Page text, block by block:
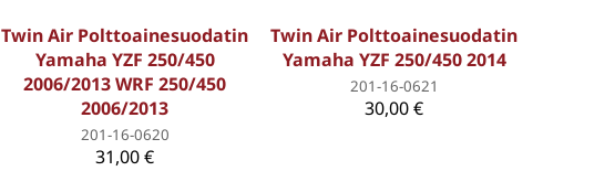
Twin Air Polttoainesuodatin
Yamaha YZF 250/450
2006/2013 WRF 250/450
2006/2013
201-16-0620
31,00 €
Twin Air Polttoainesuodatin
Yamaha YZF 250/450 2014
201-16-0621
30,00 €